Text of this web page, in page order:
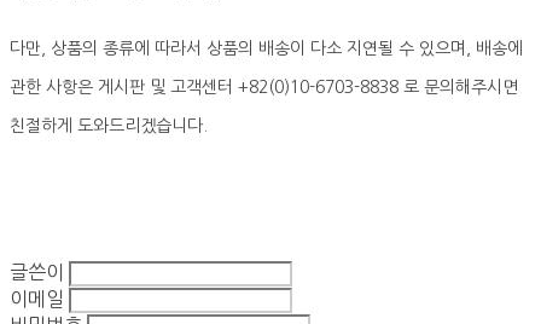
다만, 상품의 종류에 따라서 상품의 배송이 다소 지연될 수 있으며, 배송에
관한 사항은 게시판 및 고객센터 +82(0)10-6703-8838 로 문의해주시면
친절하게 도와드리겠습니다.
글쓴이
이메일